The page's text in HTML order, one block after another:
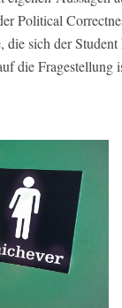
Political
sich der
die